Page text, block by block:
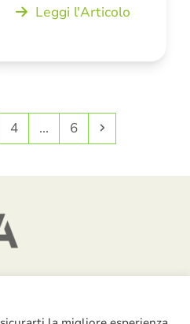
Leggi l'Articolo
Pagina
4 … Pagina
6